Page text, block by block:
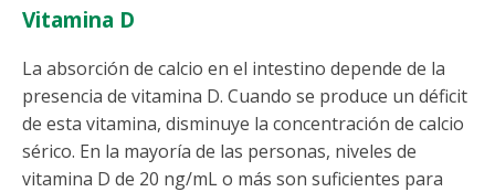
Vitamina D
La absorción de calcio en el intestino depende de la
presencia de vitamina D. Cuando se produce un déficit
de esta vitamina, disminuye la concentración de calcio
sérico. En la mayoría de las personas, niveles de
vitamina D de 20 ng/mL o más son suficientes para